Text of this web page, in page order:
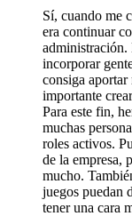
Sí, cuando me
era continuar
administración.
incorporar
consiga aportar
importante
Para este fin,
muchas
roles activos.
de la empresa,
mucho.
juegos puedan
tener una cara